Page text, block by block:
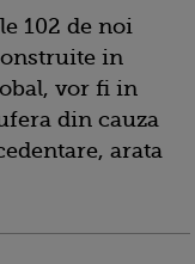
102 de noi
in
vor fi in
din cauza
arata